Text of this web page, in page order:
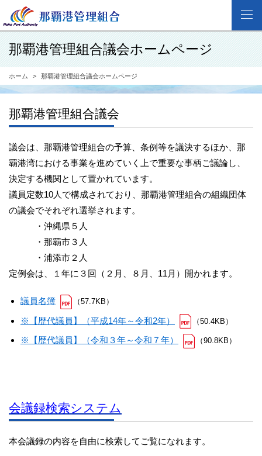
那覇港管理組合議会ホームページ
ホーム 那覇港管理組合議会ホームページ
那覇港管理組合議会
議会は、那覇港管理組合の予算、条例等を議決するほか、那
覇港湾における事業を進めていく上で重要な事柄ご議論し、
決定する機関として置かれています。
議員定数10人で構成されており、那覇港管理組合の組織団体
の議会でそれぞれ選挙されます。
・沖縄県５人
・那覇市３人
・浦添市２人
定例会は、１年に３回（２月、８月、11月）開かれます。
議員名簿 （57.7KB）
※【歴代議員】（平成14年～令和2年） （50.4KB）
※【歴代議員】（令和３年～令和７年） （90.8KB）
会議録検索システム
本会議録の内容を自由に検索してご覧になれます。